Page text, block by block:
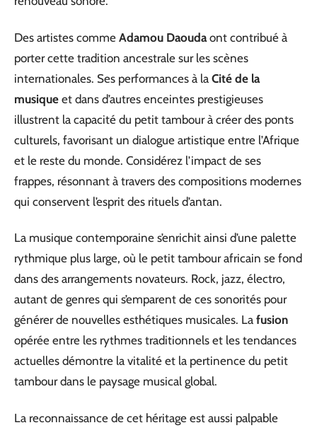
Des artistes comme Adamou Daoudaont contribué à
porter cette tradition ancestrale sur les scènes
internationales. Ses performances à la Cité de la
musique et dans d’autres enceintes prestigieuses
illustrent la capacité du petit tambour à créer des ponts
culturels, favorisant un dialogue artistique entre l’Afrique
et le reste du monde. Considérez l’impact de ses
frappes, résonnant à travers des compositions modernes
qui conservent l’esprit des rituels d’antan.
La musique contemporaine s’enrichit ainsi d’une palette
rythmique plus large, où le petit tambour africain se fond
dans des arrangements novateurs. Rock, jazz, électro,
autant de genres qui s’emparent de ces sonorités pour
générer de nouvelles esthétiques musicales. La fusion
opérée entre les rythmes traditionnels et les tendances
actuelles démontre la vitalité et la pertinence du petit
tambour dans le paysage musical global.
La reconnaissance de cet héritage est aussi palpable